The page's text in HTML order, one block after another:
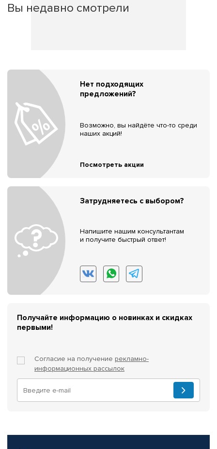
Вы недавно смотрели
Нет подходящих
предложений?
Возможно, вы найдёте что-то среди
наших акций!
Посмотреть акции
Затрудняетесь с выбором?
Напишите нашим консультантам
и получите быстрый ответ!
Получайте информацию о новинках и скидках
первыми!
Согласие на получение рекламно-
информационных рассылок